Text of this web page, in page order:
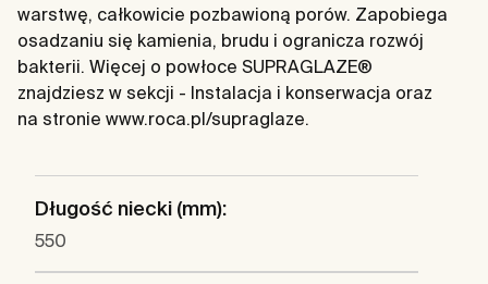
warstwę, całkowicie pozbawioną porów. Zapobiega
osadzaniu się kamienia, brudu i ogranicza rozwój
bakterii. Więcej o powłoce SUPRAGLAZE®
znajdziesz w sekcji - Instalacja i konserwacja oraz
na stronie www.roca.pl/supraglaze.
Długość niecki (mm):
550